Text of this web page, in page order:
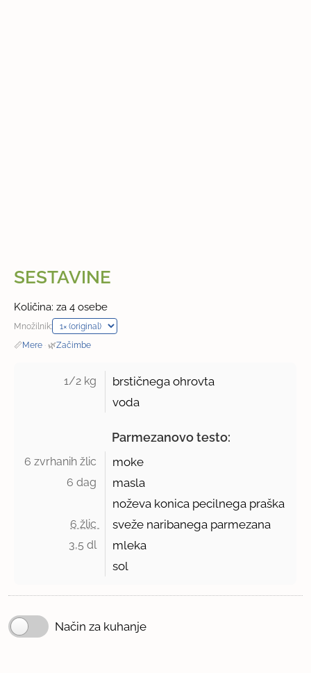
SESTAVINE
Količina: za 4 osebe
Množilnik:
📏Mere · 🌿Začimbe
1/2 kg
brstičnega ohrovta
voda
Parmezanovo testo:
6 zvrhanih žlic moke
6 dag
masla
noževa konica pecilnega praška
6 žlic sveže naribanega parmezana
3,5 dl
mleka
sol
Način za kuhanje